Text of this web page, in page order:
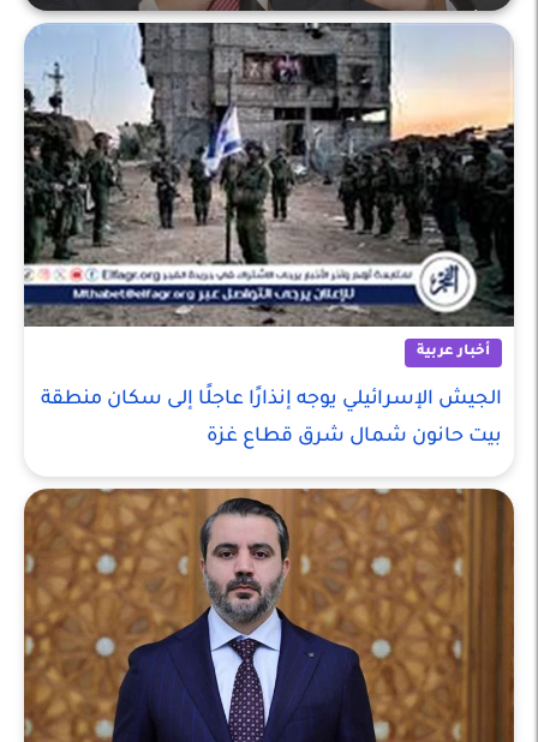
أخبار عربية
أخبار عربية
الجيش الإسرائيلي يوجه إنذارًا عاجلًا إلى سكان منطقة
بيت حانون شمال شرق قطاع غزة